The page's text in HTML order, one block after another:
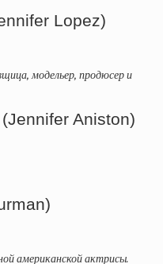
Lopez)
модельер, продюсер и
Aniston)
американской актрисы.